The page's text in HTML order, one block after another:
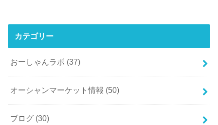
カテゴリー
おーしゃんラボ (37)
オーシャンマーケット情報 (50)
ブログ (30)